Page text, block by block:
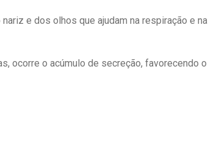
e dos olhos que ajudam na respiração e na
ocorre o acúmulo de secreção, favorecendo o